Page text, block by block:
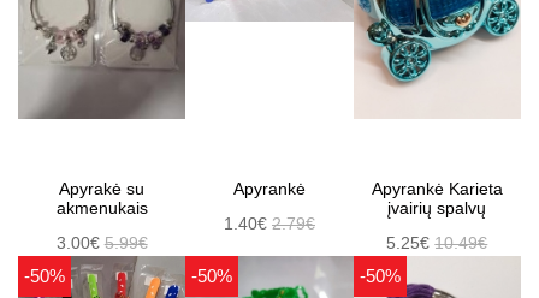
Apyrakė su
akmenukais
3.00€5.99€
Apyrankė
1.40€ 2.79€
Apyrankė Karieta
įvairių spalvų
5.25€10.49€
-50% -50% -50%